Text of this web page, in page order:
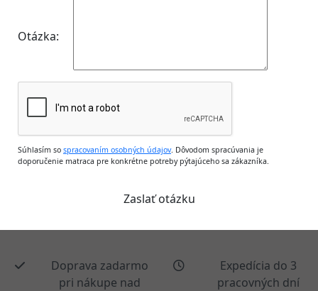
Otázka:
Súhlasím so spracovaním osobných údajov. Dôvodom spracúvania je
doporučenie matraca pre konkrétne potreby pýtajúceho sa zákazníka.
Doprava zadarmo
pri nákupe nad
Expedícia do 3
pracovných dní